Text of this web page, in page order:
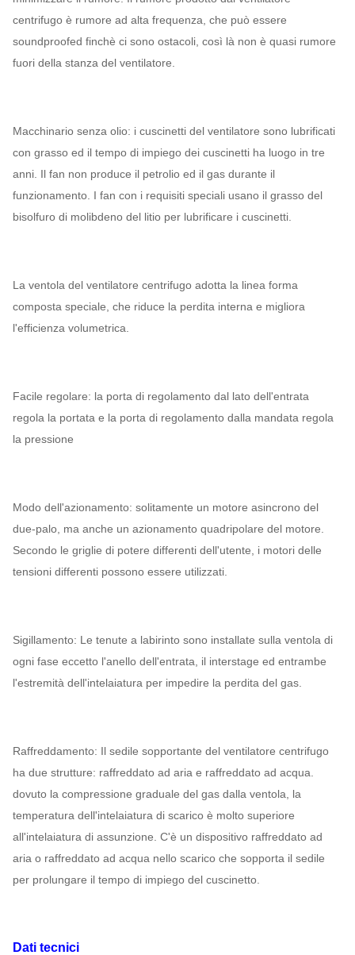
centrifugo è rumore ad alta frequenza, che può essere
soundproofed finchè ci sono ostacoli, così là non è quasi rumore
fuori della stanza del ventilatore.
Macchinario senza olio: i cuscinetti del ventilatore sono lubrificati
con grasso ed il tempo di impiego dei cuscinetti ha luogo in tre
anni. Il fan non produce il petrolio ed il gas durante il
funzionamento. I fan con i requisiti speciali usano il grasso del
bisolfuro di molibdeno del litio per lubrificare i cuscinetti.
La ventola del ventilatore centrifugo adotta la linea forma
composta speciale, che riduce la perdita interna e migliora
l'efficienza volumetrica.
Facile regolare: la porta di regolamento dal lato dell'entrata
regola la portata e la porta di regolamento dalla mandata regola
la pressione
Modo dell'azionamento: solitamente un motore asincrono del
due-palo, ma anche un azionamento quadripolare del motore.
Secondo le griglie di potere differenti dell'utente, i motori delle
tensioni differenti possono essere utilizzati.
Sigillamento: Le tenute a labirinto sono installate sulla ventola di
ogni fase eccetto l'anello dell'entrata, il interstage ed entrambe
l'estremità dell'intelaiatura per impedire la perdita del gas.
Raffreddamento: Il sedile sopportante del ventilatore centrifugo
ha due strutture: raffreddato ad aria e raffreddato ad acqua.
dovuto la compressione graduale del gas dalla ventola, la
temperatura dell'intelaiatura di scarico è molto superiore
all'intelaiatura di assunzione. C'è un dispositivo raffreddato ad
aria o raffreddato ad acqua nello scarico che sopporta il sedile
per prolungare il tempo di impiego del cuscinetto.
Dati tecnici